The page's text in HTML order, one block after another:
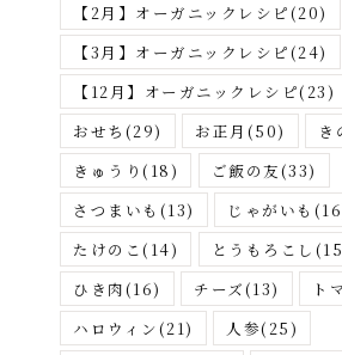
が
す
【2月】オーガニックレシピ(20)
【3月】オーガニックレシピ(24)
【12月】オーガニックレシピ(23)
おせち (29) お正月 (50) き
きゅうり (18) ご飯の友(33)
さつまいも (13) じゃがいも
たけのこ(14) とうもろこし
ひき肉(16) チーズ(13) ト
ハロウィン(21) 人参(25)